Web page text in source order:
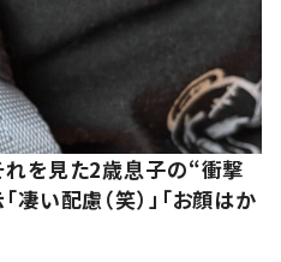
れを見た2歳息子の“衝撃
い配慮（笑）」「お顔はか